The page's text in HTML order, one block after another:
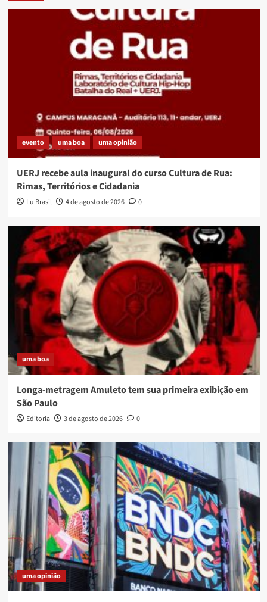
evento uma boa uma opinião
UERJ recebe aula inaugural do curso Cultura de Rua:
Rimas, Territórios e Cidadania
Lu Brasil 4 de agosto de 2026 0
uma boa
Longa-metragem Amuleto tem sua primeira exibição em
São Paulo
Editoria 3 de agosto de 2026 0
uma opinião